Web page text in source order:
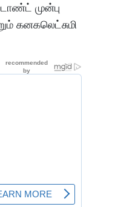
முன்பு
கனகலெட்சுமி